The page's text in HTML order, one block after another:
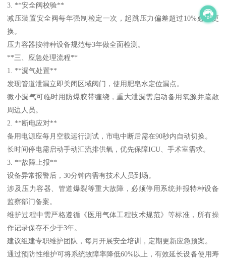
3. **安全阀校验**
减压装置安全阀每年强制检定一次，起跳压力偏差超过10%必须更
换。
压力容器按特种设备规范每3年做全面检测。
**三、应急处理流程**
1. **漏气处置**
发现管道泄漏立即关闭区域阀门，使用肥皂水定位漏点。
微小漏气可临时用防爆胶带缠绕，重大泄漏需启动备用氧源并疏散
周边人员。
2. **断电应对**
备用电源应每月空载运行测试，市电中断后需在90秒内自动切换。
长时间停电需启动手动汇流排供氧，优先保障ICU、手术室需求。
3. **故障上报**
设备异常报警后，30分钟内需有技术人员到场。
涉及压力容器、管道爆裂等重大故障，必须停用系统并报特种设备
监察部门备案。
维护过程中需严格遵循《医用气体工程技术规范》等标准，所有操
作记录保存不少于3年。
建议组建专职维护团队，每月开展安全培训，定期更新应急预案。
通过预防性维护可将系统故障率降低60%以上，有效延长设备使用寿